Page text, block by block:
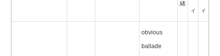
緒
ィ ィ
obvious
ballade